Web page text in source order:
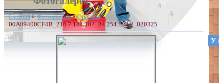
Главная»Фотоальбом»Спальня»
00A09400CF4B_216.7.184.107_84.254.138.2_020325
У